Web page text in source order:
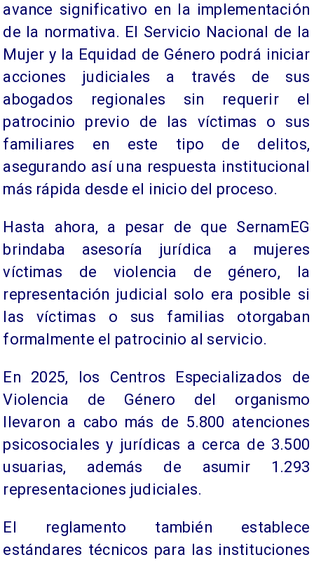
avance significativo en la implementación
de la normativa. El Servicio Nacional de la
Mujer y la Equidad de Género podrá iniciar
acciones judiciales a través de sus
abogados regionales sin requerir el
patrocinio previo de las víctimas o sus
familiares en este tipo de delitos,
asegurando así una respuesta institucional
más rápida desde el inicio del proceso.
Hasta ahora, a pesar de que SernamEG
brindaba asesoría jurídica a mujeres
víctimas de violencia de género, la
representación judicial solo era posible si
las víctimas o sus familias otorgaban
formalmente el patrocinio al servicio.
En 2025, los Centros Especializados de
Violencia de Género del organismo
llevaron a cabo más de 5.800 atenciones
psicosociales y jurídicas a cerca de 3.500
usuarias, además de asumir 1.293
representaciones judiciales.
El reglamento también establece
estándares técnicos para las instituciones